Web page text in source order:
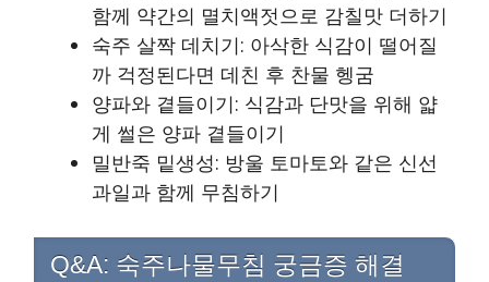
함께 약간의 멸치액젓으로 감칠맛 더하기
숙주 살짝 데치기: 아삭한 식감이 떨어질
까 걱정된다면 데친 후 찬물 헹굼
양파와 곁들이기: 식감과 단맛을 위해 얇
게 썰은 양파 곁들이기
밀반죽 밑생성: 방울 토마토와 같은 신선
과일과 함께 무침하기
Q&A: 숙주나물무침 궁금증 해결